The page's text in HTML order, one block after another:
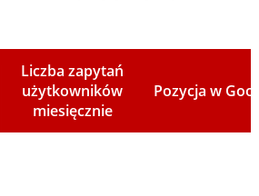
Liczba zapytań
użytkowników
miesięcznie
Pozycja w